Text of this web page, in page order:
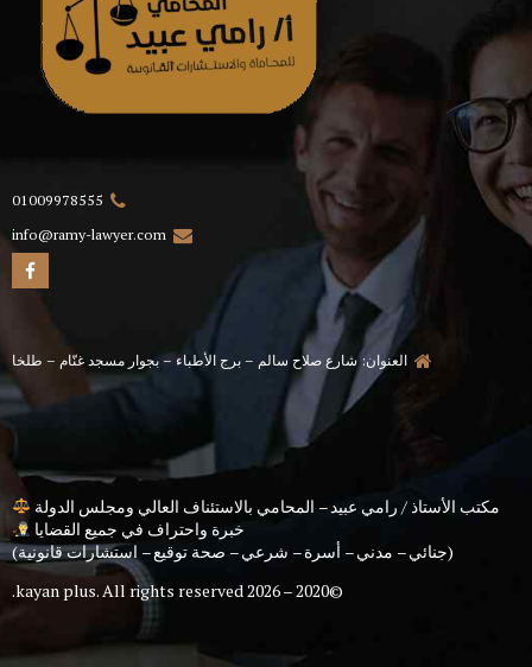
01009978555
info@ramy-lawyer.com
العنوان: شارع صلاح سالم – برج الأطباء – بجوار مسجد غنّام – طلخا
مكتب الأستاذ / رامي عبيد – المحامي بالاستئناف العالي ومجلس الدولة
خبرة واحتراف في جميع القضايا
(جنائي – مدني – أسرة – شرعي – صحة توقيع – استشارات قانونية)
©2020 – 2026
kayan plus. All rights reserved.